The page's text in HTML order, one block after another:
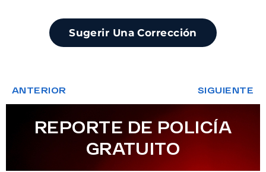
Sugerir Una Corrección
ANTERIOR SIGUIENTE
REPORTE DE POLICÍA
GRATUITO